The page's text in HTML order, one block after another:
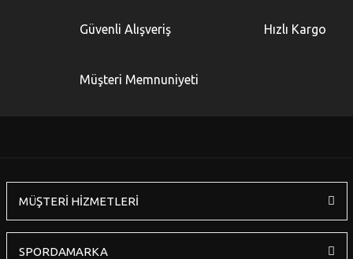
Ürün resmi kalitesiz, bozuk veya görüntülenemiyor.
Gönder
Güvenli Alışveriş Hızlı Kargo
Müşteri Memnuniyeti
MÜŞTERİ HİZMETLERİ
SPORDAMARKA